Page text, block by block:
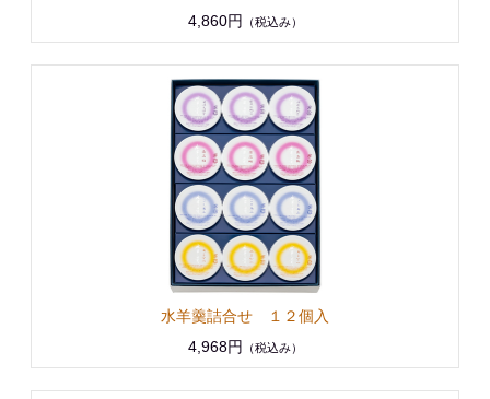
4,860円
（税込み）
水羊羹詰合せ １２個入
4,968円
（税込み）